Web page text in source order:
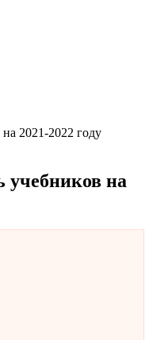
учебников на